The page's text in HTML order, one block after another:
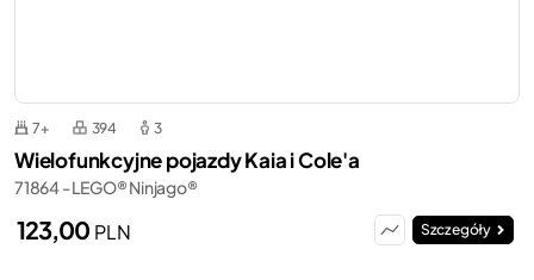
7+ 394 3
Wielofunkcyjne pojazdy Kaia i Cole'a
71864 - LEGO® Ninjago®
123,00 PLN Szczegóły